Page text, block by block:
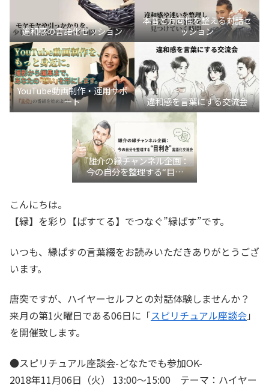
違和感の言語化セッション
本音と方向性を整える対話セ
ッション
YouTube動画制作・運用サポ
ート
違和感を言葉にする交流会
『雄介の縁チャンネル企画：
今の自分を整理する“目利
き”言語化交流会』
こんにちは。
【縁】を彩り【ぱすてる】でつなぐ”縁ぱす”です。
いつも、縁ぱすの言葉綴をお読みいただきありがとうござ
います。
唐突ですが、ハイヤーセルフとの対話体験しませんか？
来月の第1火曜日である06日に「スピリチュアル座談会」
を開催致します。
●スピリチュアル座談会-どなたでも参加OK-
2018年11月06日（火） 13:00～15:00 テーマ：ハイヤー